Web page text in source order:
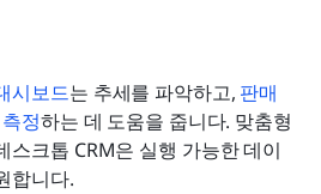
시보드는 추세를 파악하고, 판매
정하는 데 도움을 줍니다. 맞춤형
스크톱 CRM은 실행 가능한 데이
합니다.